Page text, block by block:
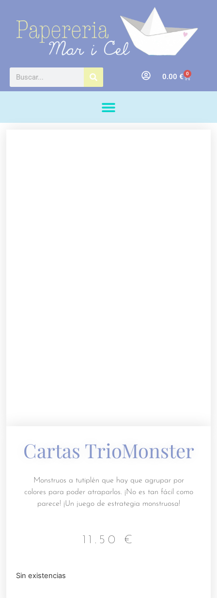
0.00 € 0
Cartas TrioMonster
Monstruos a tutiplén que hay que agrupar por
colores para poder atraparlos. ¡No es tan fácil como
parece! ¡Un juego de estrategia monstruosa!
11.50 €
Sin existencias